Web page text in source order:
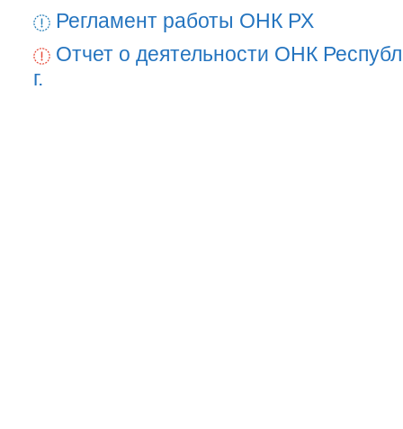
Регламент работы ОНК РХ
Отчет о деятельности ОНК
г.